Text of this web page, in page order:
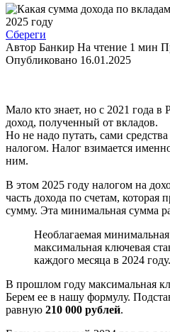
Сбереги
Автор Банкир На чтение 1 мин
Опубликовано 16.01.2025
Мало кто знает, но с 2021 года в
доход, полученный от вкладов.
Но не надо путать, сами
налогом. Налог взимается
ним.
В этом 2025 году налогом на
часть дохода по счетам,
сумму. Эта минимальная сумма
Необлагаемая
максимальная ключевая
каждого месяца в 2024 году.
В прошлом году максимальная
Берем ее в нашу формулу.
равную 210 000 рублей.